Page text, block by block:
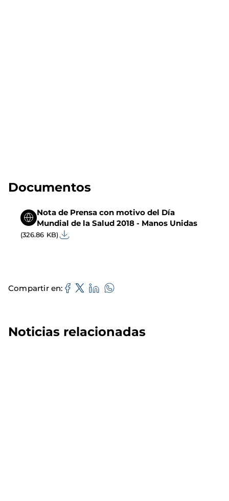
Documentos
Nota de Prensa con motivo del Día
Mundial de la Salud 2018 - Manos Unidas
(326.86 KB)
Compartir en
Noticias relacionadas